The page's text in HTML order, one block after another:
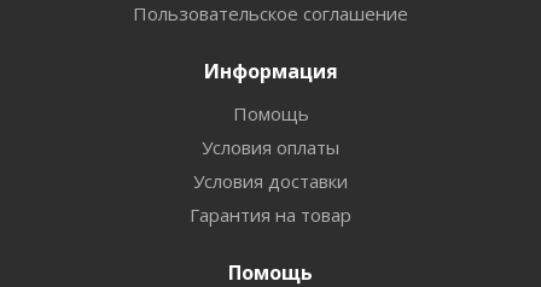
Пользовательское соглашение
Информация
Помощь
Условия оплаты
Условия доставки
Гарантия на товар
Помощь